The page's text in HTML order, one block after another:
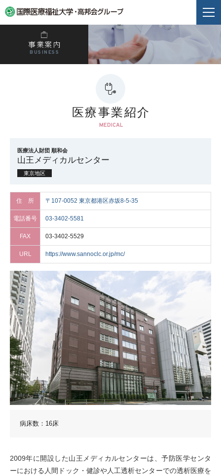
事業案内
BUSINESS
医療事業紹介
MEDICAL
医療法人財団 順和会
山王メディカルセンター
東京地区
住 所 〒107-0052 東京都港区赤坂8-5-35
電話番号 03-3402-5581
FAX 03-3402-5529
URL https://www.sannoclc.or.jp/mc/
病床数：16床
2009年に開設した山王メディカルセンターは、予防医学センタ
ーにおける人間ドック・健診や人工透析センターでの透析医療を